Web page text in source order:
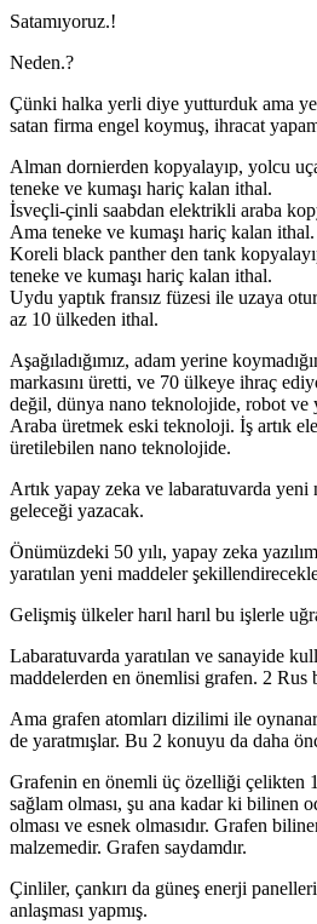
Satamıyoruz.!
Neden.?
Çünki halka yerli diye yutturduk ama
satan firma engel koymuş, ihracat
Alman dornierden kopyalayıp, yolcu
teneke ve kumaşı hariç kalan ithal.
İsveçli-çinli saabdan elektrikli araba
Ama teneke ve kumaşı hariç kalan ithal.
Koreli black panther den tank
teneke ve kumaşı hariç kalan ithal.
Uydu yaptık fransız füzesi ile uzaya
az 10 ülkeden ithal.
Aşağıladığımız, adam yerine
markasını üretti, ve 70 ülkeye ihraç
değil, dünya nano teknolojide, robot ve
Araba üretmek eski teknoloji. İş artık
üretilebilen nano teknolojide.
Artık yapay zeka ve labaratuvarda
geleceği yazacak.
Önümüzdeki 50 yılı, yapay zeka
yaratılan yeni maddeler
Gelişmiş ülkeler harıl harıl bu işlerle
Labaratuvarda yaratılan ve sanayide
maddelerden en önemlisi grafen. 2 Rus
Ama grafen atomları dizilimi ile
de yaratmışlar. Bu 2 konuyu da daha
Grafenin en önemli üç özelliği çelikten
sağlam olması, şu ana kadar ki bilinen
olması ve esnek olmasıdır. Grafen
malzemedir. Grafen saydamdır.
Çinliler, çankırı da güneş enerji
anlaşması yapmış.